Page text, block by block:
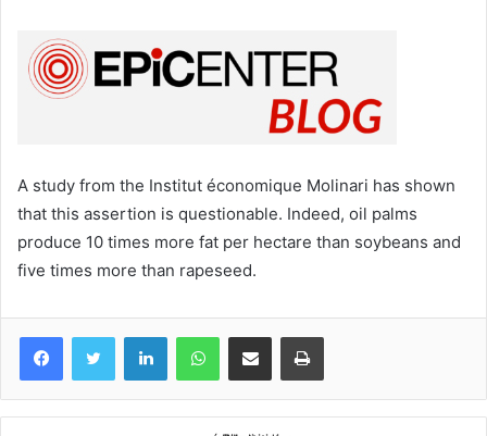
A study from the Institut économique Molinari has shown
that this assertion is questionable. Indeed, oil palms
produce 10 times more fat per hectare than soybeans and
five times more than rapeseed.
FacebookTwitter LinkedinWhatsApp
Partagez par mail Imprimez